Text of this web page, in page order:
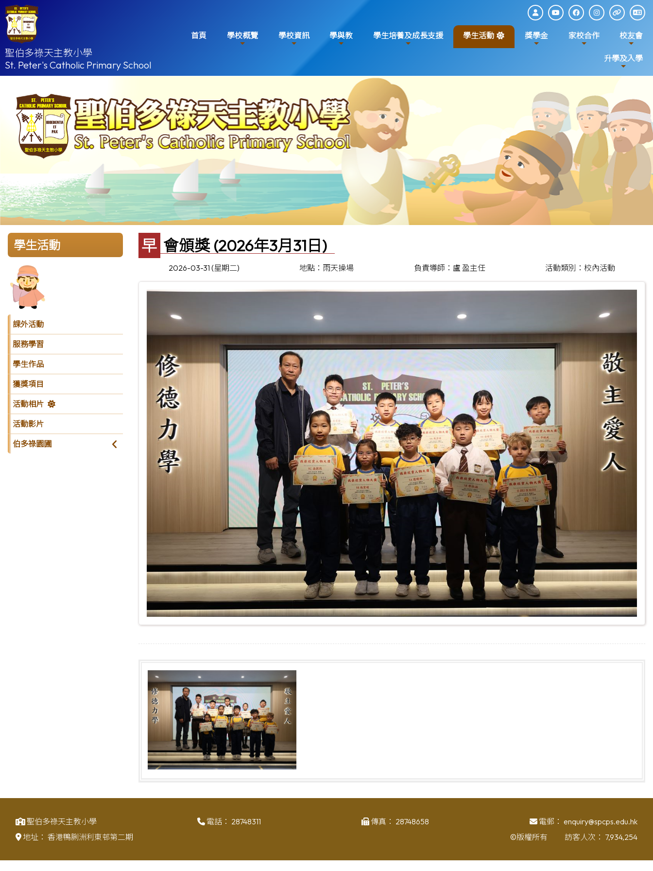
聖伯多祿天主教小學
St. Peter's Catholic Primary School
首頁 學校概覽 學校資訊 學與教 學生培養及成長支援 學生活動 獎學金 家校合作 校友會
升學及入學
學生活動
課外活動
服務學習
學生作品
獲獎項目
活動相片
活動影片
伯多祿園圃
早會頒獎 (2026年3月31日)
2026-03-31 (星期二) 地點：雨天操場 負責導師：盧 盈主任 活動類別：校內活動
聖伯多祿天主教小學 電話： 28748311 傳真： 28748658 電郵： enquiry@spcps.edu.hk
地址： 香港鴨脷洲利東邨第二期 ©版權所有 訪客人次： 7,934,254